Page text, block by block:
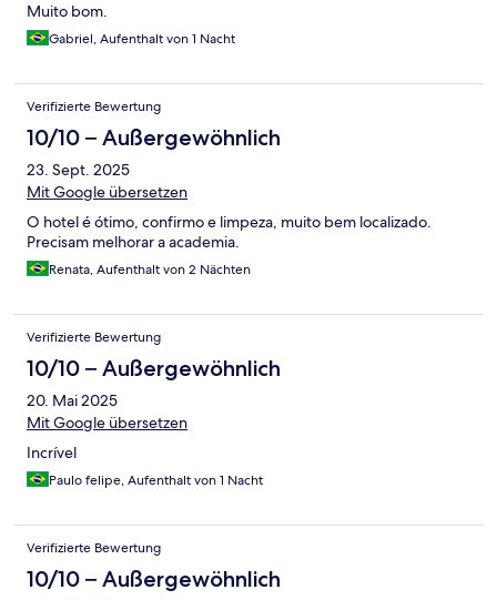
Muito bom.
Gabriel, Aufenthalt von 1 Nacht
Verifizierte Bewertung
10/10 – Außergewöhnlich
23. Sept. 2025
Mit Google übersetzen
O hotel é ótimo, confirmo e limpeza, muito bem localizado.
Precisam melhorar a academia.
Renata, Aufenthalt von 2 Nächten
Verifizierte Bewertung
10/10 – Außergewöhnlich
20. Mai 2025
Mit Google übersetzen
Incrível
Paulo felipe, Aufenthalt von 1 Nacht
Verifizierte Bewertung
10/10 – Außergewöhnlich